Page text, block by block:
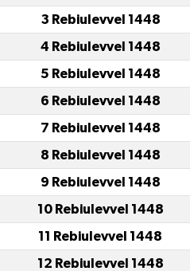
3 Rebiulevvel 1448
4 Rebiulevvel 1448
5 Rebiulevvel 1448
6 Rebiulevvel 1448
7 Rebiulevvel 1448
8 Rebiulevvel 1448
9 Rebiulevvel 1448
10 Rebiulevvel 1448
11 Rebiulevvel 1448
12 Rebiulevvel 1448